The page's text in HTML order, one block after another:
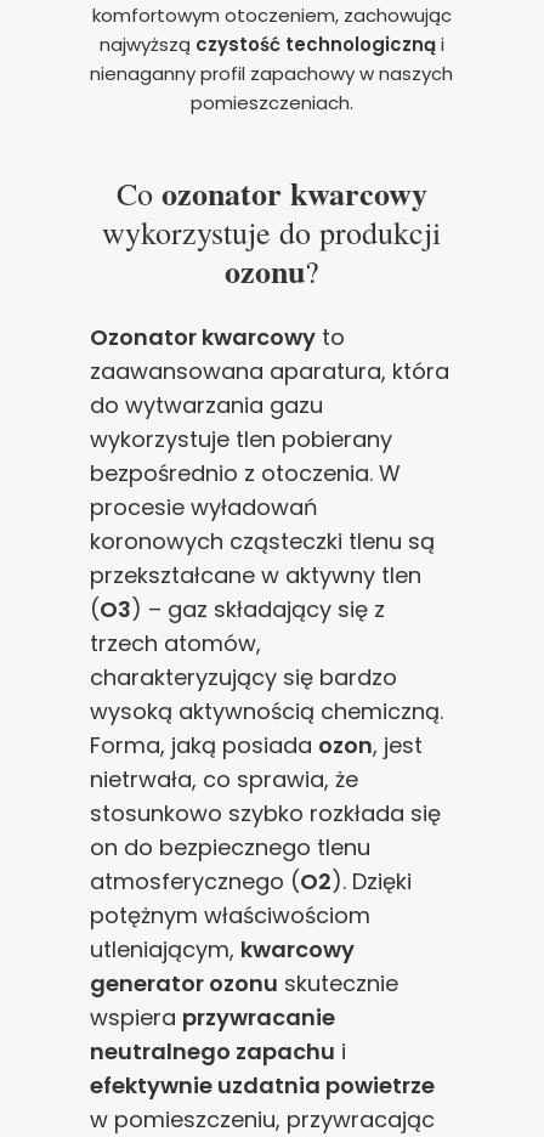
komfortowym otoczeniem, zachowując
najwyższą czystość technologicznąi
nienaganny profil zapachowy w naszych
pomieszczeniach.
Co ozonator kwarcowy
wykorzystuje do produkcji
ozonu?
Ozonator kwarcowy to
zaawansowana aparatura, która
do wytwarzania gazu
wykorzystuje tlen pobierany
bezpośrednio z otoczenia. W
procesie wyładowań
koronowych cząsteczki tlenu są
przekształcane w aktywny tlen
(O3) – gaz składający się z
trzech atomów,
charakteryzujący się bardzo
wysoką aktywnością chemiczną.
Forma, jaką posiada ozon, jest
nietrwała, co sprawia, że
stosunkowo szybko rozkłada się
on do bezpiecznego tlenu
atmosferycznego (O2). Dzięki
potężnym właściwościom
utleniającym, kwarcowy
generator ozonu skutecznie
wspiera przywracanie
neutralnego zapachu i
efektywnie uzdatnia powietrze
w pomieszczeniu, przywracając